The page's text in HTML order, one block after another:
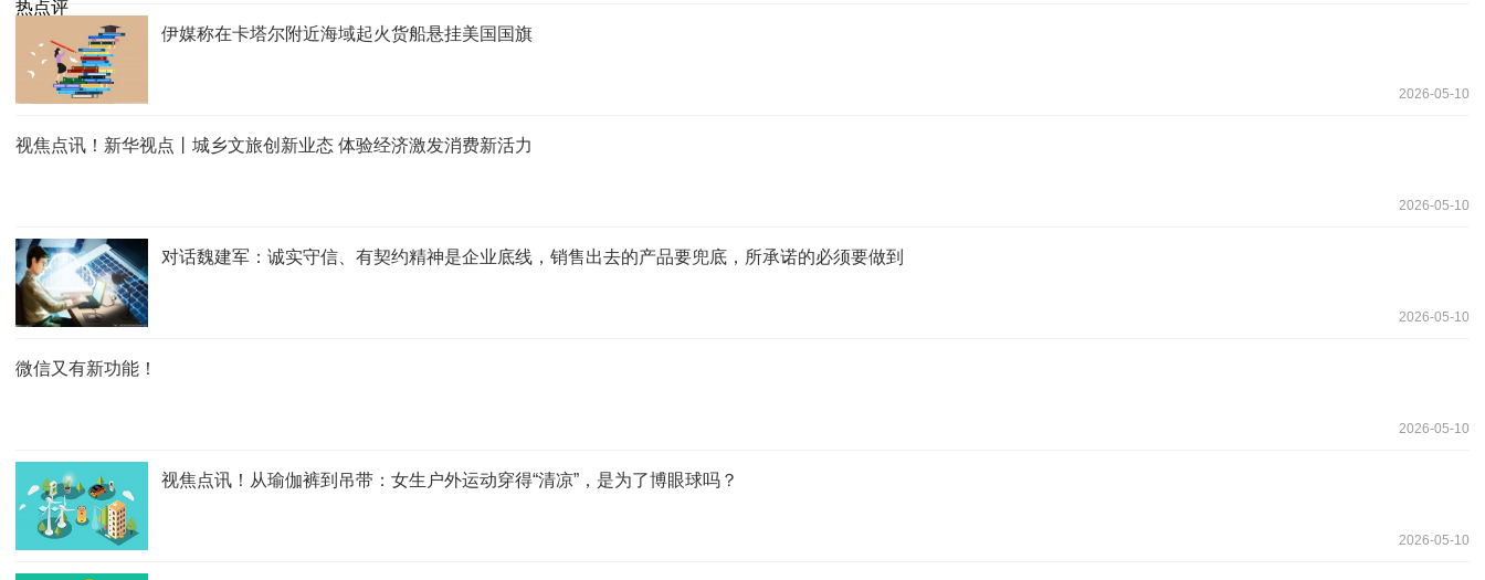
伊媒称在卡塔尔附近海域起火货船悬挂美国国旗
2026-05-10
视焦点讯！新华视点丨城乡文旅创新业态 体验经济激发消费新活力
2026-05-10
对话魏建军：诚实守信、有契约精神是企业底线，销售出去的产品要兜底，所承诺的必须要做到
2026-05-10
微信又有新功能！
2026-05-10
视焦点讯！从瑜伽裤到吊带：女生户外运动穿得“清凉”，是为了博眼球吗？
2026-05-10